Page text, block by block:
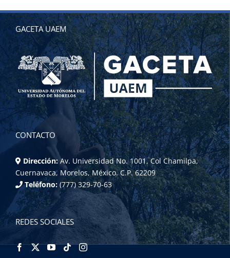
GACETA UAEM
CONTACTO
Dirección: Av. Universidad No. 1001, Col Chamilpa,
Cuernavaca, Morelos, México. C.P. 62209
Teléfono: (777) 329-70-63
REDES SOCIALES